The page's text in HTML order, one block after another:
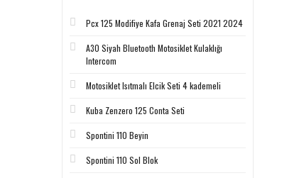
Pcx 125 Modifiye Kafa Grenaj Seti 2021 2024
A30 Siyah Bluetooth Motosiklet Kulaklığı
Intercom
Motosiklet Isıtmalı Elcik Seti 4 kademeli
Kuba Zenzero 125 Conta Seti
Spontini 110 Beyin
Spontini 110 Sol Blok